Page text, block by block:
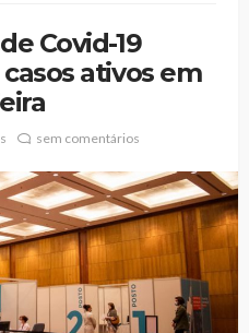
Covid-19
ativos em
sem comentários